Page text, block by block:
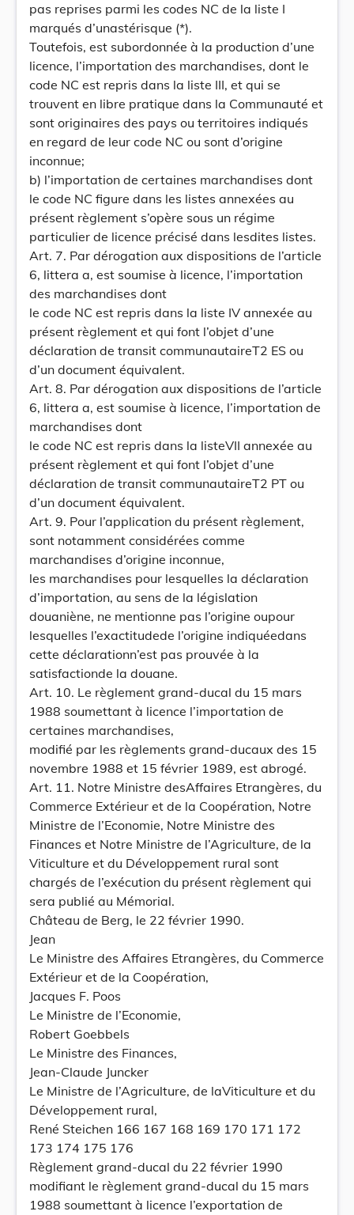
pas reprises parmi les codes NC de la liste I
marqués d’unastérisque (*).
Toutefois, est subordonnée à la production d’une
licence, l’importation des marchandises, dont le
code NC est repris dans la liste III, et qui se
trouvent en libre pratique dans la Communauté et
sont originaires des pays ou territoires indiqués
en regard de leur code NC ou sont d’origine
inconnue;
b) l’importation de certaines marchandises dont
le code NC figure dans les listes annexées au
présent règlement s’opère sous un régime
particulier de licence précisé dans lesdites listes.
Art. 7. Par dérogation aux dispositions de l’article
6, littera a, est soumise à licence, l’importation
des marchandises dont
le code NC est repris dans la liste IV annexée au
présent règlement et qui font l’objet d’une
déclaration de transit communautaireT2 ES ou
d’un document équivalent.
Art. 8. Par dérogation aux dispositions de l’article
6, littera a, est soumise à licence, l’importation de
marchandises dont
le code NC est repris dans la listeVII annexée au
présent règlement et qui font l’objet d’une
déclaration de transit communautaireT2 PT ou
d’un document équivalent.
Art. 9. Pour l’application du présent règlement,
sont notamment considérées comme
marchandises d’origine inconnue,
les marchandises pour lesquelles la déclaration
d’importation, au sens de la législation
douaniène, ne mentionne pas l’origine oupour
lesquelles l’exactitudede l’origine indiquéedans
cette déclarationn’est pas prouvée à la
satisfactionde la douane.
Art. 10. Le règlement grand-ducal du 15 mars
1988 soumettant à licence l’importation de
certaines marchandises,
modifié par les règlements grand-ducaux des 15
novembre 1988 et 15 février 1989, est abrogé.
Art. 11. Notre Ministre desAffaires Etrangères, du
Commerce Extérieur et de la Coopération, Notre
Ministre de l’Economie, Notre Ministre des
Finances et Notre Ministre de l’Agriculture, de la
Viticulture et du Développement rural sont
chargés de l’exécution du présent règlement qui
sera publié au Mémorial.
Château de Berg, le 22 février 1990.
Jean
Le Ministre des Affaires Etrangères, du Commerce
Extérieur et de la Coopération,
Jacques F. Poos
Le Ministre de l’Economie,
Robert Goebbels
Le Ministre des Finances,
Jean-Claude Juncker
Le Ministre de l’Agriculture, de laViticulture et du
Développement rural,
René Steichen 166 167 168 169 170 171 172
173 174 175 176
Règlement grand-ducal du 22 février 1990
modifiant le règlement grand-ducal du 15 mars
1988 soumettant à licence l’exportation de